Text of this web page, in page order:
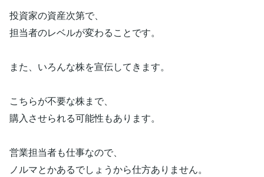
投資家の資産次第で、
担当者のレベルが変わることです。
また、いろんな株を宣伝してきます。
こちらが不要な株まで、
購入させられる可能性もあります。
営業担当者も仕事なので、
ノルマとかあるでしょうから仕方ありません。